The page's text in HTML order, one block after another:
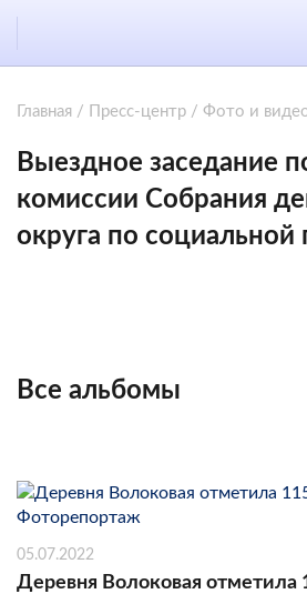
Главная / Пресс-центр / Фото и
Выездное заседание
комиссии Собрания
округа по социальной
Все альбомы
05.07.2022
Деревня Волоковая отметила